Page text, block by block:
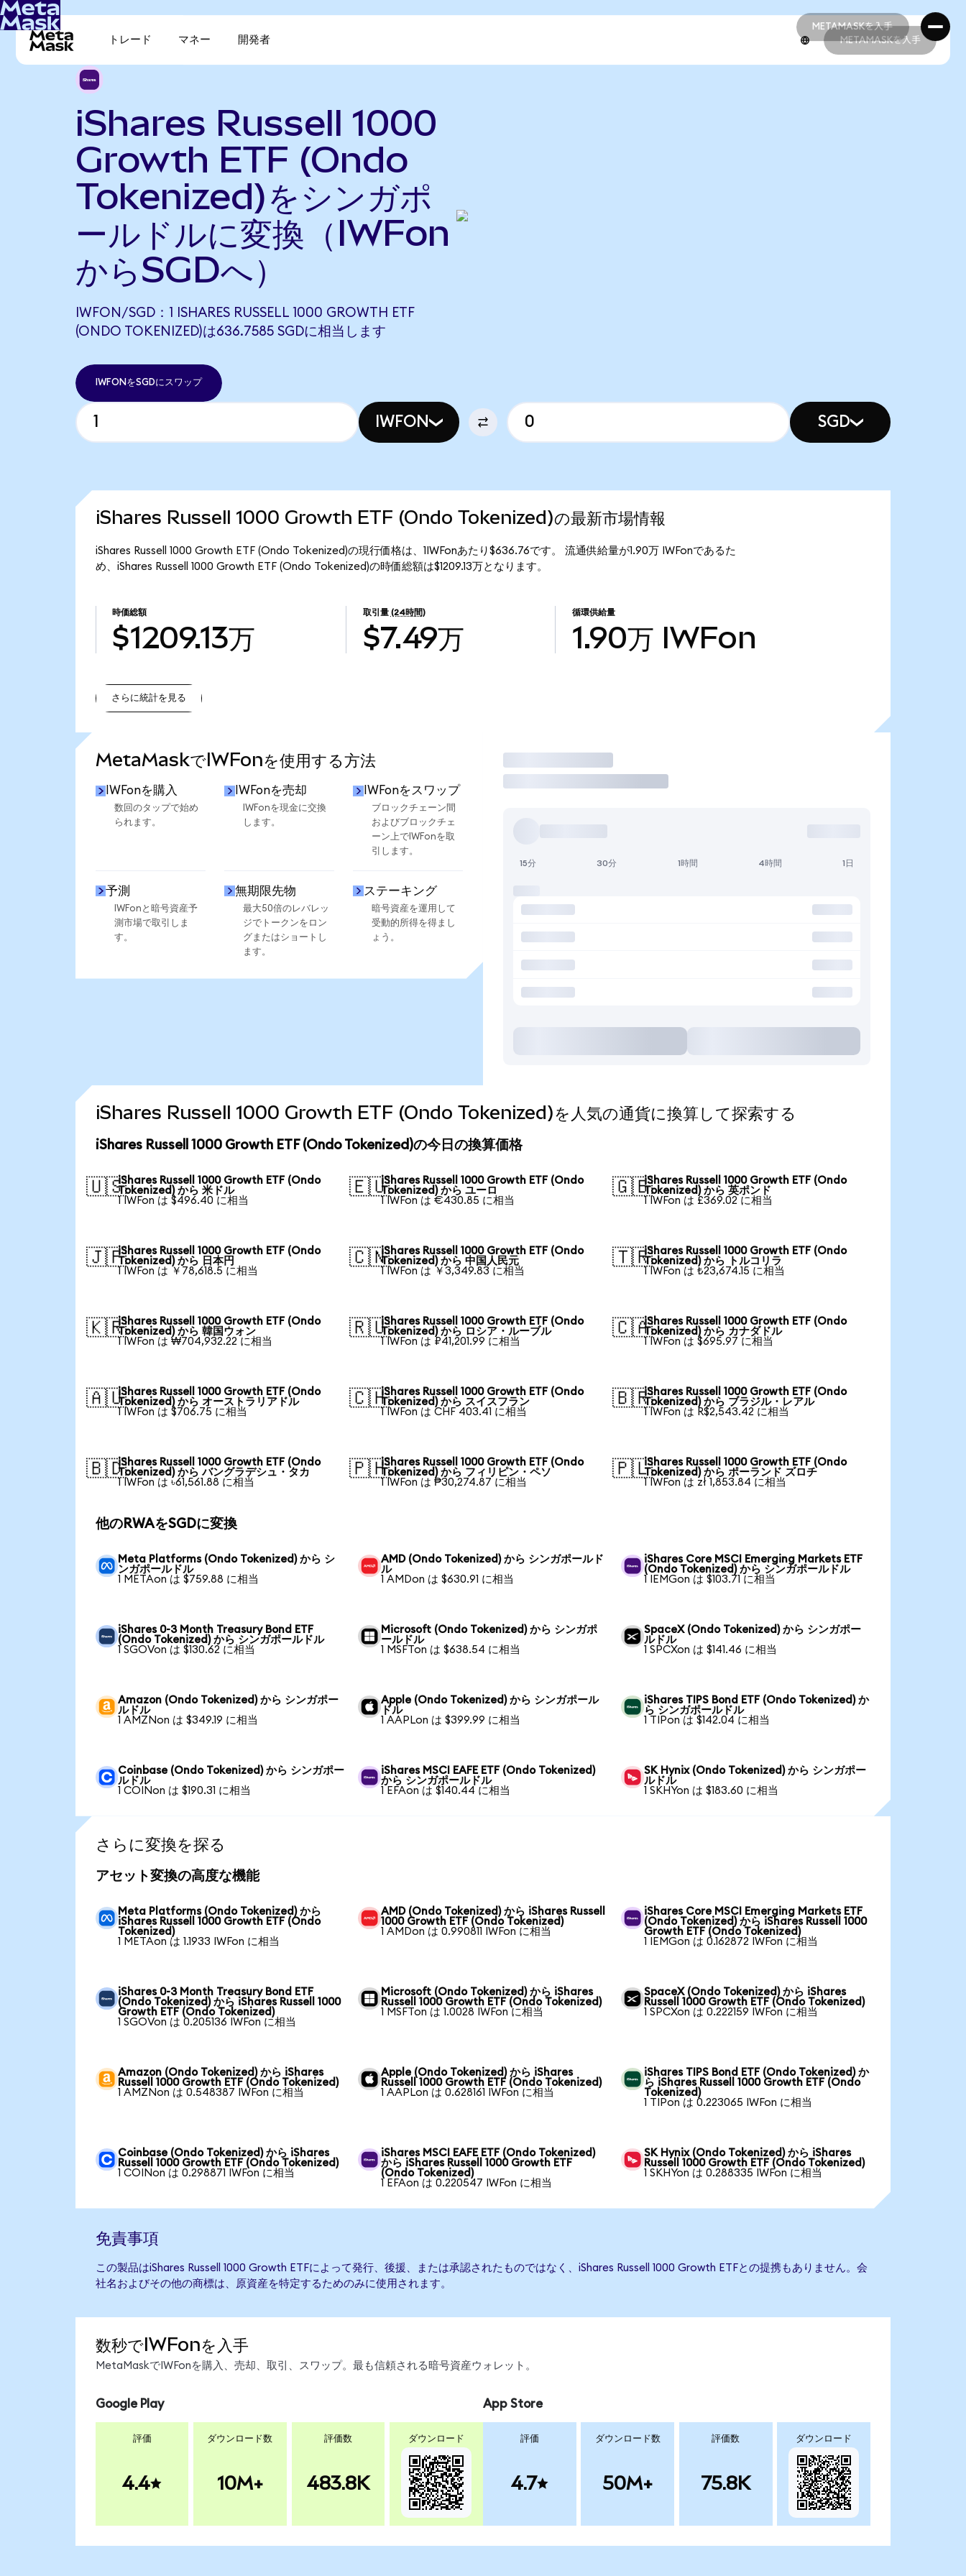
METAMASKを入手
METAMASKを入手
トレード マネー 開発者 METAMASKを入手
iShares Russell 1000
Growth ETF (Ondo
Tokenized)をシンガポ
ールドルに変換（IWFon
からSGDへ）
IWFON/SGD：1 ISHARES RUSSELL 1000 GROWTH ETF
(ONDO TOKENIZED)は636.7585 SGDに相当します
IWFONをSGDにスワップ
IWFON SGD
iShares Russell 1000 Growth ETF (Ondo Tokenized)の最新市場情報
iShares Russell 1000 Growth ETF (Ondo Tokenized)の現行価格は、1IWFonあたり$636.76です。 流通供給量が1.90万 IWFonであるた
め、iShares Russell 1000 Growth ETF (Ondo Tokenized)の時価総額は$1209.13万となります。
時価総額
$1209.13万
取引量 (24時間)
$7.49万
循環供給量
1.90万 IWFon
さらに統計を見る
MetaMaskでIWFonを使用する方法
IWFonを購入
数回のタップで始め
られます。
IWFonを売却
IWFonを現金に交換
します。
IWFonをスワップ
ブロックチェーン間
およびブロックチェ
ーン上でIWFonを取
引します。
予測
IWFonと暗号資産予
測市場で取引しま
す。
無期限先物
最大50倍のレバレッ
ジでトークンをロン
グまたはショートし
ます。
ステーキング
暗号資産を運用して
受動的所得を得まし
ょう。
取引
15分 30分 1時間 4時間 1日
iShares Russell 1000 Growth ETF (Ondo Tokenized)を人気の通貨に換算して探索する
iShares Russell 1000 Growth ETF (Ondo Tokenized)の今日の換算価格
🇺🇸iShares Russell 1000 Growth ETF (Ondo
Tokenized) から 米ドル
1 IWFon は $496.40 に相当
🇪🇺iShares Russell 1000 Growth ETF (Ondo
Tokenized) から ユーロ
1 IWFon は €430.85 に相当
🇬🇧iShares Russell 1000 Growth ETF (Ondo
Tokenized) から 英ポンド
1 IWFon は £369.02 に相当
🇯🇵iShares Russell 1000 Growth ETF (Ondo
Tokenized) から 日本円
1 IWFon は ￥78,618.5 に相当
🇨🇳iShares Russell 1000 Growth ETF (Ondo
Tokenized) から 中国人民元
1 IWFon は ￥3,349.83 に相当
🇹🇷iShares Russell 1000 Growth ETF (Ondo
Tokenized) から トルコリラ
1 IWFon は ₺23,674.15 に相当
🇰🇷iShares Russell 1000 Growth ETF (Ondo
Tokenized) から 韓国ウォン
1 IWFon は ₩704,932.22 に相当
🇷🇺iShares Russell 1000 Growth ETF (Ondo
Tokenized) から ロシア・ルーブル
1 IWFon は ₽41,201.99 に相当
🇨🇦iShares Russell 1000 Growth ETF (Ondo
Tokenized) から カナダドル
1 IWFon は $695.97 に相当
🇦🇺iShares Russell 1000 Growth ETF (Ondo
Tokenized) から オーストラリアドル
1 IWFon は $706.75 に相当
🇨🇭iShares Russell 1000 Growth ETF (Ondo
Tokenized) から スイスフラン
1 IWFon は CHF 403.41 に相当
🇧🇷iShares Russell 1000 Growth ETF (Ondo
Tokenized) から ブラジル・レアル
1 IWFon は R$2,543.42 に相当
🇧🇩iShares Russell 1000 Growth ETF (Ondo
Tokenized) から バングラデシュ・タカ
1 IWFon は ৳61,561.88 に相当
🇵🇭iShares Russell 1000 Growth ETF (Ondo
Tokenized) から フィリピン・ペソ
1 IWFon は ₱30,274.87 に相当
🇵🇱iShares Russell 1000 Growth ETF (Ondo
Tokenized) から ポーランド ズロチ
1 IWFon は zł 1,853.84 に相当
他のRWAをSGDに変換
Meta Platforms (Ondo Tokenized) から シ
ンガポールドル
1 METAon は $759.88 に相当
AMD (Ondo Tokenized) から シンガポールド
ル
1 AMDon は $630.91 に相当
iShares Core MSCI Emerging Markets ETF
(Ondo Tokenized) から シンガポールドル
1 IEMGon は $103.71 に相当
iShares 0-3 Month Treasury Bond ETF
(Ondo Tokenized) から シンガポールドル
1 SGOVon は $130.62 に相当
Microsoft (Ondo Tokenized) から シンガポ
ールドル
1 MSFTon は $638.54 に相当
SpaceX (Ondo Tokenized) から シンガポー
ルドル
1 SPCXon は $141.46 に相当
Amazon (Ondo Tokenized) から シンガポー
ルドル
1 AMZNon は $349.19 に相当
Apple (Ondo Tokenized) から シンガポール
ドル
1 AAPLon は $399.99 に相当
iShares TIPS Bond ETF (Ondo Tokenized) か
ら シンガポールドル
1 TIPon は $142.04 に相当
Coinbase (Ondo Tokenized) から シンガポー
ルドル
1 COINon は $190.31 に相当
iShares MSCI EAFE ETF (Ondo Tokenized)
から シンガポールドル
1 EFAon は $140.44 に相当
SK Hynix (Ondo Tokenized) から シンガポー
ルドル
1 SKHYon は $183.60 に相当
さらに変換を探る
アセット変換の高度な機能
Meta Platforms (Ondo Tokenized) から
iShares Russell 1000 Growth ETF (Ondo
Tokenized)
1 METAon は 1.1933 IWFon に相当
AMD (Ondo Tokenized) から iShares Russell
1000 Growth ETF (Ondo Tokenized)
1 AMDon は 0.990811 IWFon に相当
iShares Core MSCI Emerging Markets ETF
(Ondo Tokenized) から iShares Russell 1000
Growth ETF (Ondo Tokenized)
1 IEMGon は 0.162872 IWFon に相当
iShares 0-3 Month Treasury Bond ETF
(Ondo Tokenized) から iShares Russell 1000
Growth ETF (Ondo Tokenized)
1 SGOVon は 0.205136 IWFon に相当
Microsoft (Ondo Tokenized) から iShares
Russell 1000 Growth ETF (Ondo Tokenized)
1 MSFTon は 1.0028 IWFon に相当
SpaceX (Ondo Tokenized) から iShares
Russell 1000 Growth ETF (Ondo Tokenized)
1 SPCXon は 0.222159 IWFon に相当
Amazon (Ondo Tokenized) から iShares
Russell 1000 Growth ETF (Ondo Tokenized)
1 AMZNon は 0.548387 IWFon に相当
Apple (Ondo Tokenized) から iShares
Russell 1000 Growth ETF (Ondo Tokenized)
1 AAPLon は 0.628161 IWFon に相当
iShares TIPS Bond ETF (Ondo Tokenized) か
ら iShares Russell 1000 Growth ETF (Ondo
Tokenized)
1 TIPon は 0.223065 IWFon に相当
Coinbase (Ondo Tokenized) から iShares
Russell 1000 Growth ETF (Ondo Tokenized)
1 COINon は 0.298871 IWFon に相当
iShares MSCI EAFE ETF (Ondo Tokenized)
から iShares Russell 1000 Growth ETF
(Ondo Tokenized)
1 EFAon は 0.220547 IWFon に相当
SK Hynix (Ondo Tokenized) から iShares
Russell 1000 Growth ETF (Ondo Tokenized)
1 SKHYon は 0.288335 IWFon に相当
免責事項
この製品はiShares Russell 1000 Growth ETFによって発行、後援、または承認されたものではなく、iShares Russell 1000 Growth ETFとの提携もありません。会
社名およびその他の商標は、原資産を特定するためのみに使用されます。
数秒でIWFonを入手
MetaMaskでIWFonを購入、売却、取引、スワップ。最も信頼される暗号資産ウォレット。
Google Play
評価
4.4
ダウンロード数
10M+
評価数
483.8K
ダウンロード
App Store
評価
4.7
ダウンロード数
50M+
評価数
75.8K
ダウンロード